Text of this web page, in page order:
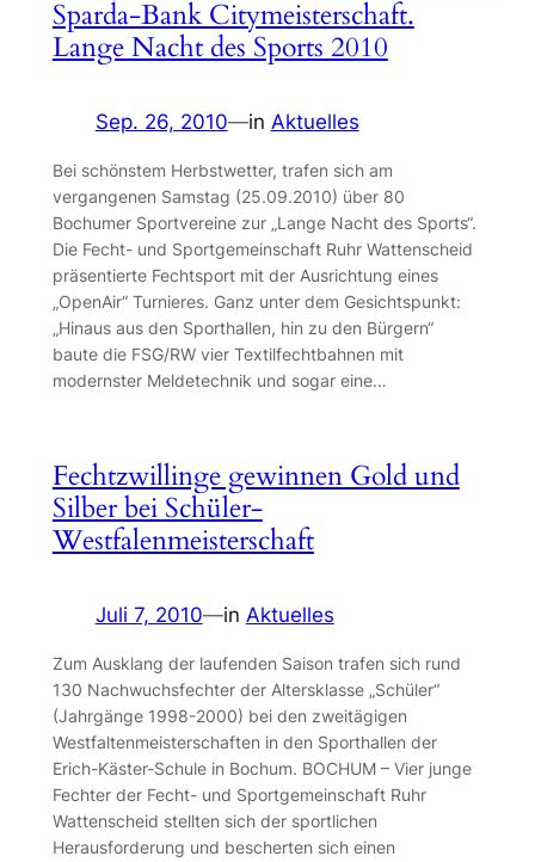
Sparda-Bank Citymeisterschaft.
Lange Nacht des Sports 2010
Sep. 26, 2010—in Aktuelles
Bei schönstem Herbstwetter, trafen sich am
vergangenen Samstag (25.09.2010) über 80
Bochumer Sportvereine zur „Lange Nacht des Sports“.
Die Fecht- und Sportgemeinschaft Ruhr Wattenscheid
präsentierte Fechtsport mit der Ausrichtung eines
„OpenAir“ Turnieres. Ganz unter dem Gesichtspunkt:
„Hinaus aus den Sporthallen, hin zu den Bürgern“
baute die FSG/RW vier Textilfechtbahnen mit
modernster Meldetechnik und sogar eine…
Fechtzwillinge gewinnen Gold und
Silber bei Schüler-
Westfalenmeisterschaft
Juli 7, 2010—in Aktuelles
Zum Ausklang der laufenden Saison trafen sich rund
130 Nachwuchsfechter der Altersklasse „Schüler“
(Jahrgänge 1998-2000) bei den zweitägigen
Westfaltenmeisterschaften in den Sporthallen der
Erich-Käster-Schule in Bochum. BOCHUM – Vier junge
Fechter der Fecht- und Sportgemeinschaft Ruhr
Wattenscheid stellten sich der sportlichen
Herausforderung und bescherten sich einen